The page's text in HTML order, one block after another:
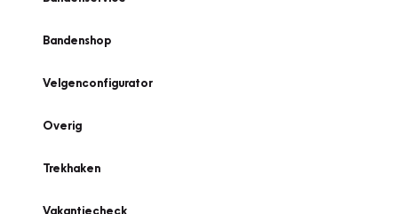
Bandenshop
Velgenconfigurator
Overig
Trekhaken
Vakantiecheck